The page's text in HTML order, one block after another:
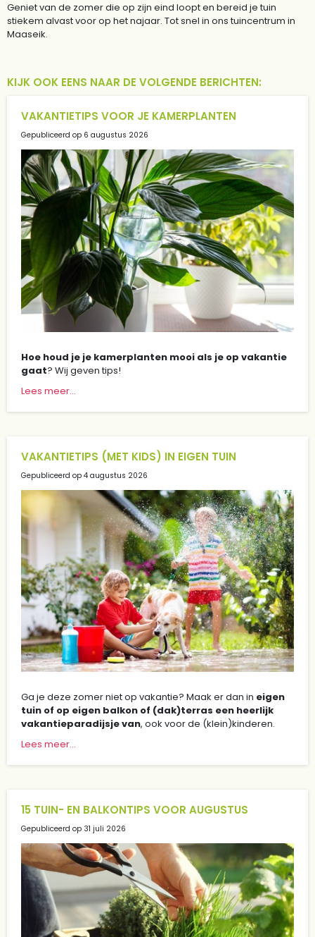
Geniet van de zomer die op zijn eind loopt en bereid je tuin
stiekem alvast voor op het najaar. Tot snel in ons tuincentrum in
Maaseik.
KIJK OOK EENS NAAR DE VOLGENDE BERICHTEN:
VAKANTIETIPS VOOR JE KAMERPLANTEN
Gepubliceerd op 6 augustus 2026
Hoe houd je je kamerplanten mooi als je op vakantie
gaat? Wij geven tips!
Lees meer...
VAKANTIETIPS (MET KIDS) IN EIGEN TUIN
Gepubliceerd op 4 augustus 2026
Ga je deze zomer niet op vakantie? Maak er dan in eigen
tuin of op eigen balkon of (dak)terras een heerlijk
vakantieparadijsje van, ook voor de (klein)kinderen.
Lees meer...
15 TUIN- EN BALKONTIPS VOOR AUGUSTUS
Gepubliceerd op 31 juli 2026